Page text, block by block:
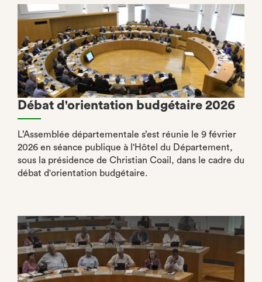
Débat d'orientation budgétaire 2026
L’Assemblée départementale s’est réunie le 9 février
2026 en séance publique à l'Hôtel du Département,
sous la présidence de Christian Coail, dans le cadre du
débat d'orientation budgétaire.